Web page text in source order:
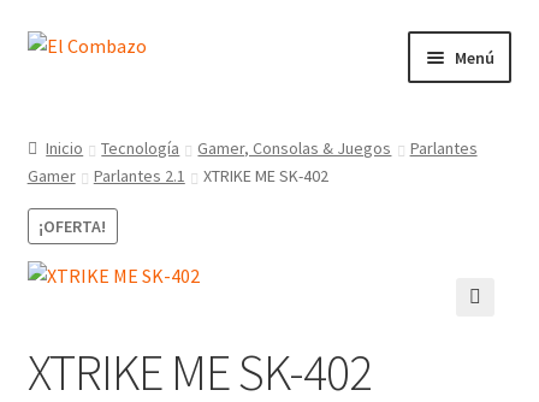
Menú
DJ, Audio e Iluminación PRO
Grabación de Audio & Video
Hogar
Inicio Tecnología Gamer, Consolas & Juegos
Parlantes
Gamer
Parlantes 2.1 XTRIKE ME SK-402
¡OFERTA!
XTRIKE ME SK-402